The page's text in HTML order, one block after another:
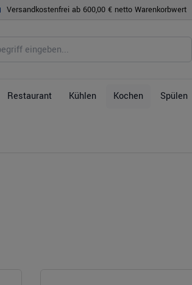
Versandkostenfrei ab 600,00 € netto Warenkorbwert
Restaurant Kühlen Kochen Spülen